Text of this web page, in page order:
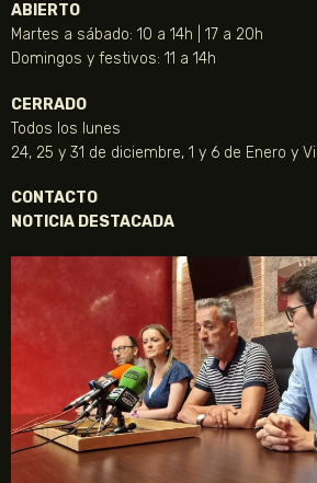
ABIERTO
Martes a sábado: 10 a 14h | 17 a 20h
Domingos y festivos: 11 a 14h
CERRADO
Todos los lunes
24, 25 y 31 de diciembre, 1 y 6 de Enero y
CONTACTO
NOTICIA DESTACADA